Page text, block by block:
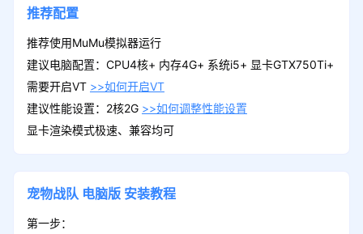
推荐配置
推荐使用MuMu模拟器运行
建议电脑配置：CPU4核+ 内存4G+ 系统i5+ 显卡GTX750Ti+
需要开启VT >>如何开启VT
建议性能设置：2核2G >>如何调整性能设置
显卡渲染模式极速、兼容均可
宠物战队 电脑版 安装教程
第一步：